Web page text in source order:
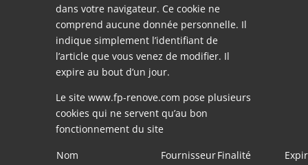
dans votre navigateur. Ce cookie ne
comprend aucune donnée personnelle. Il
indique simplement l’identifiant de
l’article que vous venez de modifier. Il
expire au bout d’un jour.
Le site www.fp-renove.com pose plusieurs
cookies qui ne servent qu’au bon
fonctionnement du site
Nom
FournisseurFinalité